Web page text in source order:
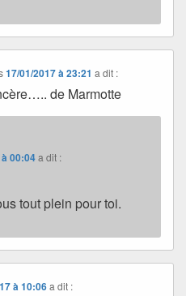
17/01/2017 à 23:21 a dit :
de Marmotte
00:04a dit :
tout plein pour toi.
à 10:06 a dit :